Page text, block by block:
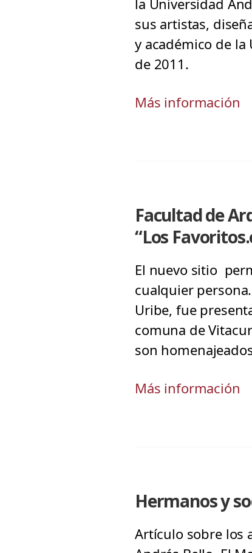
la Universidad
sus artistas,
y académico de
de 2011.
Más información
Facultad de
“Los
El nuevo sitio
cualquier
Uribe, fue
comuna de
son
Más información
Hermanos y
Artículo sobre los